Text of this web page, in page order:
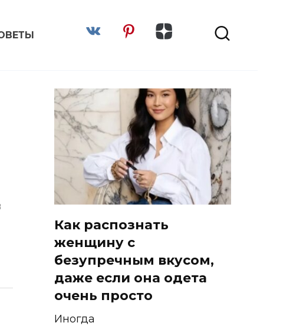
Как распознать
женщину с
безупречным вкусом,
даже если она одета
очень просто
Иногда